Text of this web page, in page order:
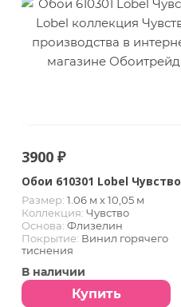
3900 ₽
Обои 610301 Lobel Чувство
Размер: 1.06 м х 10,05 м
Коллекция: Чувство
Основа: Флизелин
Покрытие: Винил горячего
тиснения
В наличии
Купить